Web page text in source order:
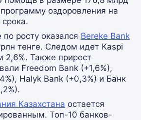
оздоровления на
росту оказался Bereke Bank
тенге. Следом идет Kaspi
2,6%. Также прирост
Freedom Bank (+1,6%),
Halyk Bank (+0,3%) и Банк
Казахстана остается
Топ-10 банков-